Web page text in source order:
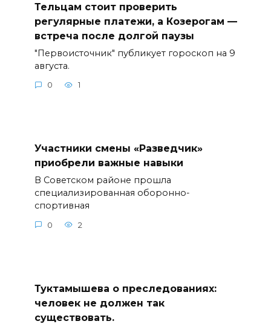
Тельцам стоит проверить
регулярные платежи, а Козерогам —
встреча после долгой паузы
"Первоисточник" публикует гороскоп на 9
августа.
0 1
Участники смены «Разведчик»
приобрели важные навыки
В Советском районе прошла
специализированная оборонно-
спортивная
0 2
Туктамышева о преследованиях:
человек не должен так
существовать.